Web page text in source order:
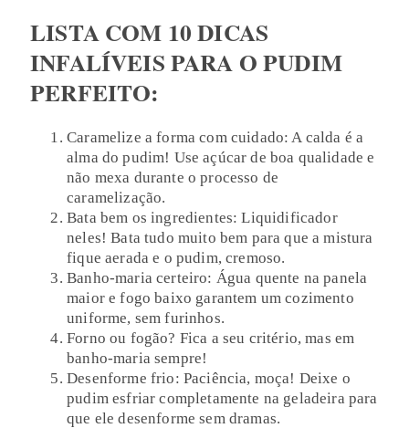
LISTA COM 10 DICAS
INFALÍVEIS PARA O PUDIM
PERFEITO:
Caramelize a forma com cuidado: A calda é a
alma do pudim! Use açúcar de boa qualidade e
não mexa durante o processo de
caramelização.
Bata bem os ingredientes: Liquidificador
neles! Bata tudo muito bem para que a mistura
fique aerada e o pudim, cremoso.
Banho-maria certeiro: Água quente na panela
maior e fogo baixo garantem um cozimento
uniforme, sem furinhos.
Forno ou fogão? Fica a seu critério, mas em
banho-maria sempre!
Desenforme frio: Paciência, moça! Deixe o
pudim esfriar completamente na geladeira para
que ele desenforme sem dramas.